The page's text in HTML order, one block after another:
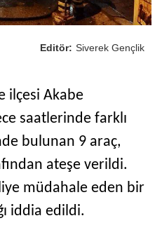
Editör: Siverek Gençlik
ilçesi Akabe
saatlerinde farklı
bulunan 9 araç,
ateşe verildi.
müdahale eden bir
iddia edildi.